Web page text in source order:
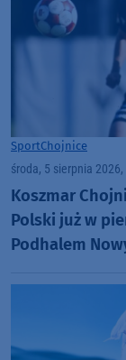
SportChojnice
środa, 5 sierpnia 2026,
Koszmar
Polski już w
Podhalem